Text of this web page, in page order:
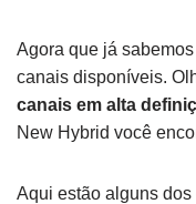
Agora que já
canais disponíveis.
canais em alta
New Hybrid você
Aqui estão alguns